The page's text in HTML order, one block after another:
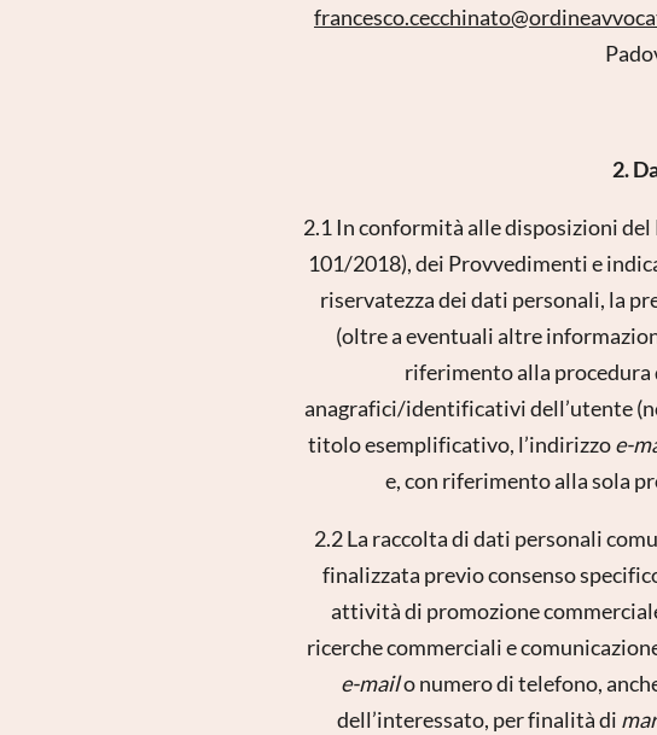
francesco.cecchinato@
2.
2.1 In conformità alle disposizioni del
101/2018), dei Provvedimenti e
riservatezza dei dati personali, la
(oltre a eventuali altre
riferimento alla
anagrafici/identificativi dell’utente
titolo esemplificativo, l’indirizzoe-
e, con riferimento alla sola
2.2 La raccolta di dati personali
finalizzata previo consenso
attività di promozione
ricerche commerciali e
e-mailo numero di telefono,
dell’interessato, per finalità di